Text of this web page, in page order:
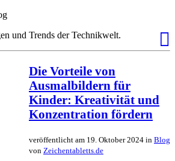
und Trends der Technikwelt.
Die Vorteile von
Ausmalbildern für
Kinder: Kreativität und
Konzentration fördern
veröffentlicht am 19. Oktober 2024 in Blog
von Zeichentabletts.de